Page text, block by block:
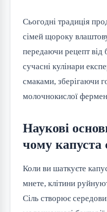
Сьогодні традиція
сімей щороку
передаючи рецепт від
сучасні кулінари
смаками, зберігаючи
молочнокислої
Наукові
чому капуста
Коли ви шаткуєте
мнете, клітини
Сіль створює